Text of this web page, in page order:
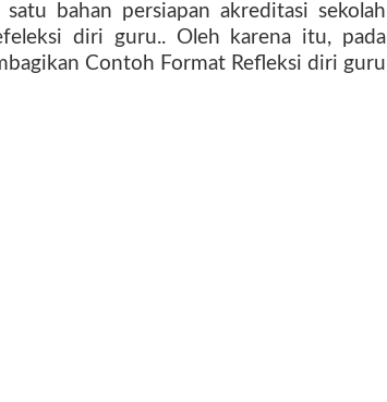
bahan persiapan akreditasi sekolah
diri guru.. Oleh karena itu, pada
Contoh Format Refleksi diri guru